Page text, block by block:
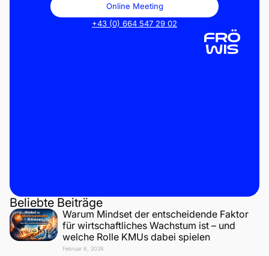
Online Meeting
+43 (0) 664 547 29 02
Beliebte Beiträge
Warum Mindset der entscheidende Faktor
für wirtschaftliches Wachstum ist – und
welche Rolle KMUs dabei spielen
Februar 6, 2026